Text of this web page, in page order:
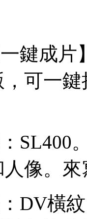
鍵成
可一
SL400
像。
DV橫